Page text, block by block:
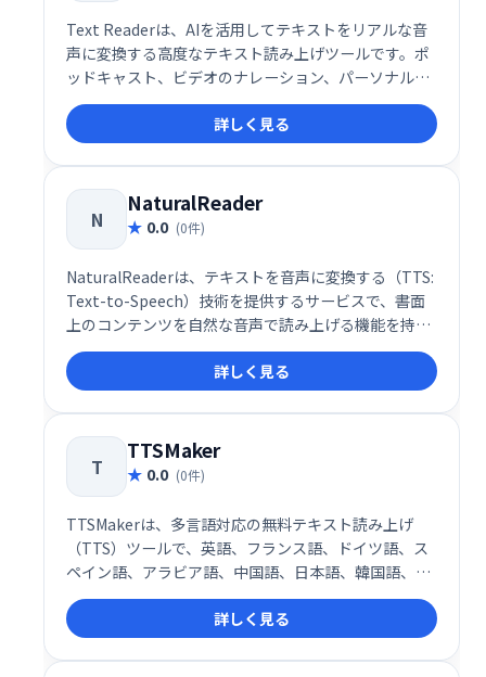
Text Readerは、AIを活用してテキストをリアルな音
声に変換する高度なテキスト読み上げツールです。ポ
ッドキャスト、ビデオのナレーション、パーソナルメ
ッセージ、IVR（音声応答）システムなど、幅広い用
途で活用可能なサービスを提供します。
詳しく見る
N
NaturalReader
0.0 (0件)
NaturalReaderは、テキストを音声に変換する（TTS:
Text-to-Speech）技術を提供するサービスで、書面
上のコンテンツを自然な音声で読み上げる機能を持つ
AIベースのプラットフォームです。
詳しく見る
T
TTSMaker
0.0 (0件)
TTSMakerは、多言語対応の無料テキスト読み上げ
（TTS）ツールで、英語、フランス語、ドイツ語、ス
ペイン語、アラビア語、中国語、日本語、韓国語、ベ
トナム語など、さまざまな言語と音声スタイルに対応
しています。
詳しく見る